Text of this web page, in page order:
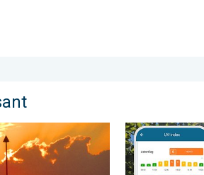
van de week!. Weer&Radar uploader. .
Zonkracht blijft